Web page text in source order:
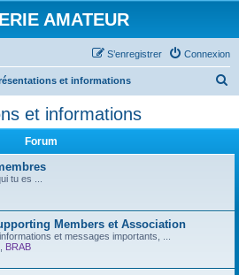
AMATEUR
Connexion
S’enregistrer
et informations
r
et informations
Forum
tu es ...
Members et Association
et messages importants, ...
BRAB